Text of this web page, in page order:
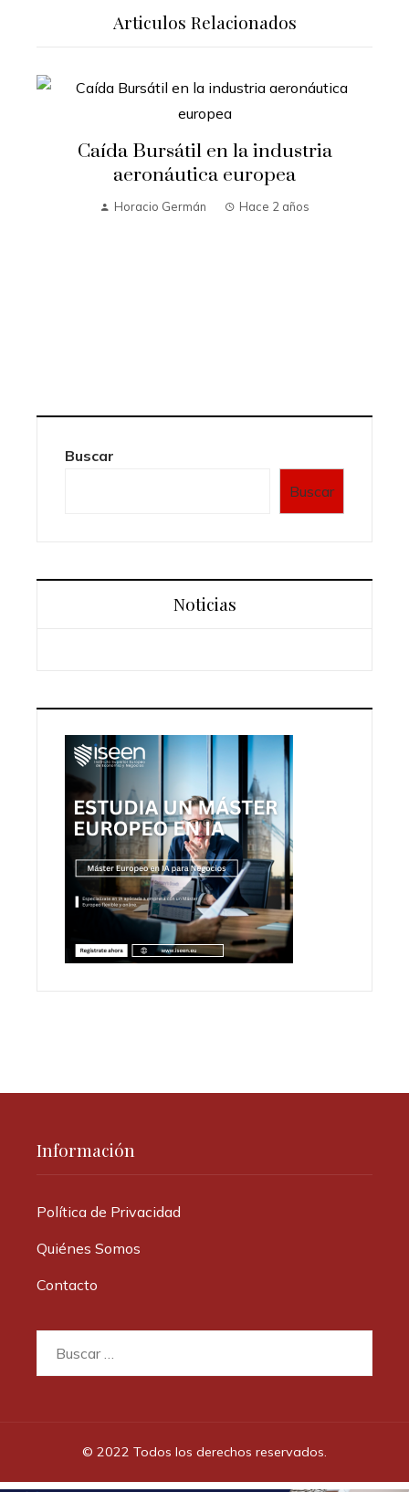
Articulos Relacionados
Caída Bursátil en la industria
aeronáutica europea
Horacio Germán Hace 2 años
Buscar
Buscar
Noticias
Información
Política de Privacidad
Quiénes Somos
Contacto
© 2022 Todos los derechos reservados.